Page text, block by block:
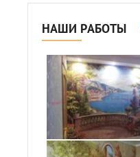
НАШИ РАБОТЫ